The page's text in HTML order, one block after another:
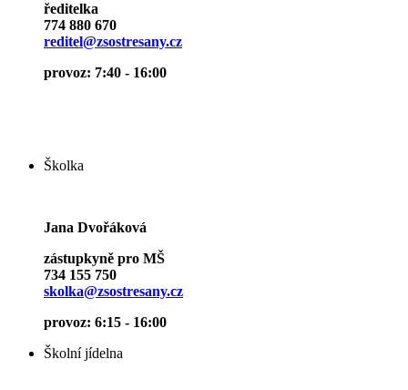
ředitelka
774 880 670
reditel@zsostresany.cz
provoz: 7:40 - 16:00
Školka
Jana Dvořáková
zástupkyně pro MŠ
734 155 750
skolka@zsostresany.cz
provoz: 6:15 - 16:00
Školní jídelna